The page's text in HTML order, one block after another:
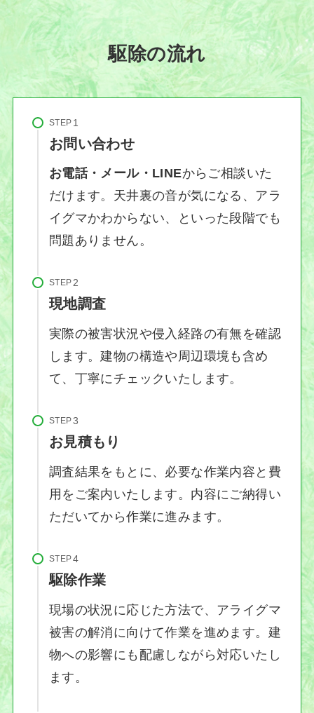
駆除の流れ
STEP
お問い合わせ
お電話・メール・LINEからご相談いた
だけます。天井裏の音が気になる、アラ
イグマかわからない、といった段階でも
問題ありません。
STEP
現地調査
実際の被害状況や侵入経路の有無を確認
します。建物の構造や周辺環境も含め
て、丁寧にチェックいたします。
STEP
お見積もり
調査結果をもとに、必要な作業内容と費
用をご案内いたします。内容にご納得い
ただいてから作業に進みます。
STEP
駆除作業
現場の状況に応じた方法で、アライグマ
被害の解消に向けて作業を進めます。建
物への影響にも配慮しながら対応いたし
ます。